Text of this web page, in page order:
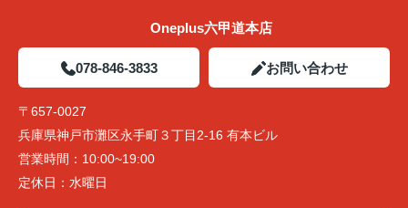
Oneplus六甲道本店
078-846-3833 お問い合わせ
〒657-0027
兵庫県神戸市灘区永手町３丁目2-16 有本ビル
営業時間： 10:00~19:00
定休日： 水曜日